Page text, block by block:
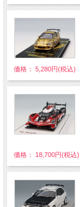
価格： 5,280円(税込)
価格： 18,700円(税込)